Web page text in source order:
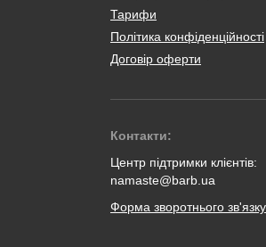
Тарифи
Політика конфіденційності
Договір оферти
Контакти:
Центр підтримки клієнтів:
namaste@barb.ua
Форма зворотнього зв'язку